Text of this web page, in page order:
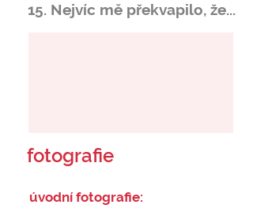
15. Nejvíc mě překvapilo, že...
fotografie
úvodní fotografie: